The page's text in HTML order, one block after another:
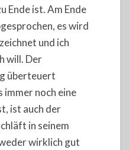
Ende ist. Am Ende
es wird
und ich
will. Der
überteuert
noch eine
ist auch der
in seinem
wirklich gut